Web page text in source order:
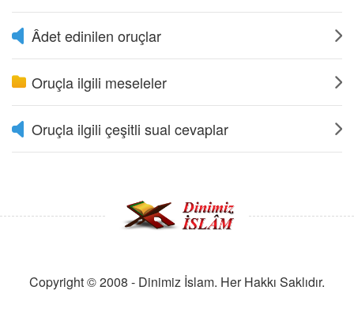
Âdet edinilen oruçlar
Oruçla ilgili meseleler
Oruçla ilgili çeşitli sual cevaplar
Copyright © 2008 - Dinimiz İslam. Her Hakkı Saklıdır.